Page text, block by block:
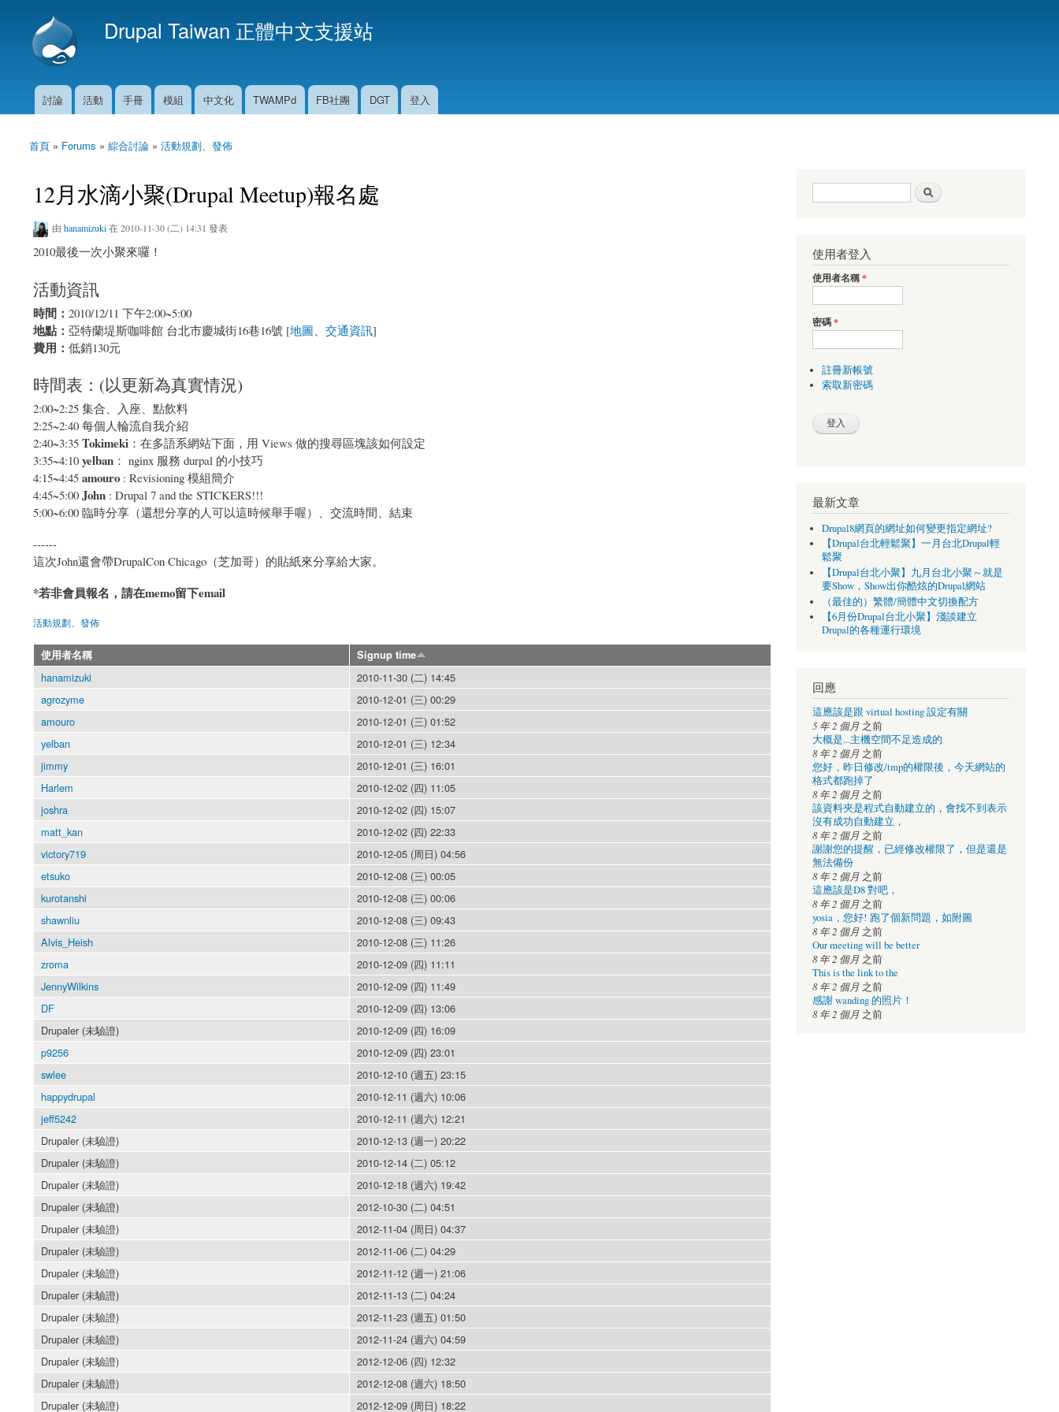
Drupal Taiwan 正體中文支援站
主選單
討論 活動 手冊 模組 中文化 TWAMPd FB社團 DGT 登入
您在這裡
首頁 » Forums » 綜合討論 » 活動規劃、發佈
12月水滴小聚(Drupal Meetup)報名處
由 hanamizuki在 2010-11-30 (二) 14:31 發表
2010最後一次小聚來囉！
活動資訊
時間： 2010/12/11 下午2:00~5:00
地點： 亞特蘭堤斯咖啡館 台北市慶城街16巷16號 [地圖 交通資訊]
費用： 低銷130元
時間表：(以更新為真實情況)
2:00~2:25 集合、入座、點飲料
2:25~2:40 每個人輪流自我介紹
2:40~3:35 Tokimeki ：在多語系網站下面，用 Views 做的搜尋區塊該如何設定
3:35~4:10 yelban ： nginx 服務 durpal 的小技巧
4:15~4:45 amouro : Revisioning 模組簡介
4:45~5:00 John : Drupal 7 and the STICKERS!!!
5:00~6:00 臨時分享（還想分享的人可以這時候舉手喔）、交流時間、結束
------
這次John還會帶DrupalCon Chicago（芝加哥）的貼紙來分享給大家。
*若非會員報名，請在memo留下email
活動規劃、發佈
使用者名稱 Signup time
hanamizuki
2010-11-30 (二) 14:45
agrozyme
2010-12-01 (三) 00:29
amouro
2010-12-01 (三) 01:52
yelban
2010-12-01 (三) 12:34
jimmy
2010-12-01 (三) 16:01
Harlem
2010-12-02 (四) 11:05
joshra
2010-12-02 (四) 15:07
matt_kan
2010-12-02 (四) 22:33
victory719
2010-12-05 (周日) 04:56
etsuko
2010-12-08 (三) 00:05
kurotanshi
2010-12-08 (三) 00:06
shawnliu
2010-12-08 (三) 09:43
Alvis_Heish
2010-12-08 (三) 11:26
zroma
2010-12-09 (四) 11:11
JennyWilkins
2010-12-09 (四) 11:49
DF
2010-12-09 (四) 13:06
Drupaler (未驗證)
2010-12-09 (四) 16:09
p9256
2010-12-09 (四) 23:01
swlee
2010-12-10 (週五) 23:15
happydrupal
2010-12-11 (週六) 10:06
jeff5242
2010-12-11 (週六) 12:21
Drupaler (未驗證)
2010-12-13 (週一) 20:22
Drupaler (未驗證)
2010-12-14 (二) 05:12
Drupaler (未驗證)
2010-12-18 (週六) 19:42
Drupaler (未驗證)
2012-10-30 (二) 04:51
Drupaler (未驗證)
2012-11-04 (周日) 04:37
Drupaler (未驗證)
2012-11-06 (二) 04:29
Drupaler (未驗證)
2012-11-12 (週一) 21:06
Drupaler (未驗證)
2012-11-13 (二) 04:24
Drupaler (未驗證)
2012-11-23 (週五) 01:50
Drupaler (未驗證)
2012-11-24 (週六) 04:59
Drupaler (未驗證)
2012-12-06 (四) 12:32
Drupaler (未驗證)
2012-12-08 (週六) 18:50
Drupaler (未驗證)
2012-12-09 (周日) 18:22
搜尋表單
使用者登入
使用者名稱*
密碼*
註冊新帳號
索取新密碼
最新文章
Drupal8網頁的網址如何變更指定網址?
【Drupal台北輕鬆聚】一月台北Drupal輕
鬆聚
【Drupal台北小聚】九月台北小聚～就是
要Show，Show出你酷炫的Drupal網站
（最佳的）繁體/簡體中文切換配方
【6月份Drupal台北小聚】淺談建立
Drupal的各種運行環境
回應
這應該是跟 virtual hosting 設定有關
5 年 2 個月之前
大概是...主機空間不足造成的
8 年 2 個月之前
您好，昨日修改/tmp的權限後，今天網站的
格式都跑掉了
8 年 2 個月之前
該資料夾是程式自動建立的，會找不到表示
沒有成功自動建立，
8 年 2 個月之前
謝謝您的提醒，已經修改權限了，但是還是
無法備份
8 年 2 個月之前
這應該是D8 對吧，
8 年 2 個月之前
yosia，您好! 跑了個新問題，如附圖
8 年 2 個月之前
Our meeting will be better
8 年 2 個月之前
This is the link to the
8 年 2 個月之前
感謝 wanding 的照片！
8 年 2 個月之前